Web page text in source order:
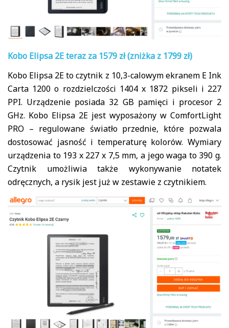
Kobo Elipsa 2Eteraz za 1579 zł (zniżka z 1799 zł)
Kobo Elipsa 2E to czytnik z 10,3-calowym ekranem E Ink
Carta 1200 o rozdzielczości 1404 x 1872 pikseli i 227
PPI. Urządzenie posiada 32 GB pamięci i procesor 2
GHz. Kobo Elipsa 2E jest wyposażony w ComfortLight
PRO – regulowane światło przednie, które pozwala
dostosować jasność i temperaturę kolorów. Wymiary
urządzenia to 193 x 227 x 7,5 mm, a jego waga to 390 g.
Czytnik umożliwia także wykonywanie notatek
odręcznych, a rysik jest już w zestawie z czytnikiem.